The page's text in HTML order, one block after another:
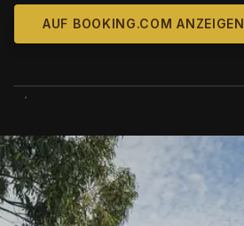
AUF BOOKING.COM ANZEIGEN